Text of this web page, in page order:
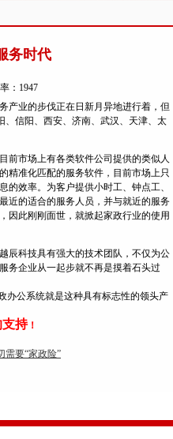
务时代
：1947
产业的步伐正在日新月异地进行着，但
、信阳、西安、济南、武汉、天津、太
市场上有各类软件公司提供的类似人
精准化匹配的服务软件，目前市场上只
效率。为客户提供小时工、钟点工、
近的适合的服务人员，并与就近的服务
因此刚刚面世，就掀起家政行业的使用
科技具有强大的技术团队，不仅为公
务企业从一起步就不再是摸着石头过
公系统就是这种具有标志性的领头产
持！
需要“家政险”